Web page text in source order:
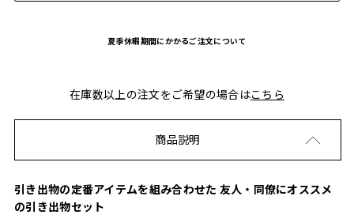
夏季休暇期間にかかるご注文について
在庫数以上の注文をご希望の場合はこちら
商品説明
引き出物の定番アイテムを組み合わせた 友人・同僚にオススメ
の引き出物セット